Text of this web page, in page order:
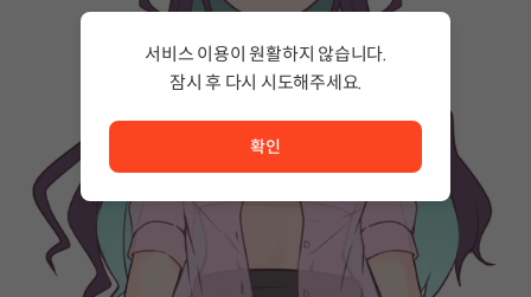
서비스 이용이 원활하지 않습니다.
잠시 후 다시 시도해주세요.
서비스 이용이 원활하지 않습니다. <br/> 잠시 후 다시 시도
확인